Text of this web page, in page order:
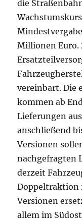
die
Millionen Euro.
vereinbart. Die
kommen ab
Lieferungen
anschließend
Versionen
nachgefragten
derzeit
Doppeltraktion
Versionen
allem im